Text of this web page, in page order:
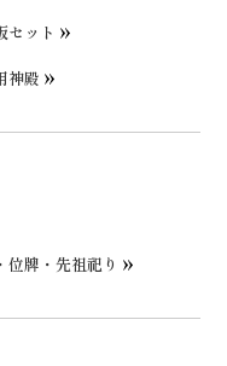
セット
神殿
位牌・先祖祀り